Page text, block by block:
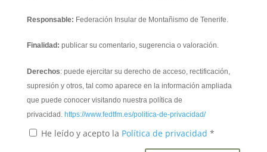
Responsable: Federación Insular de Montañismo de Tenerife.
Finalidad: publicar su comentario, sugerencia o valoración.
Derechos: puede ejercitar su derecho de acceso, rectificación,
supresión y otros, tal como aparece en la información ampliada
que puede conocer visitando nuestra política de
privacidad. https://www.fedtfm.es/politica-de-privacidad/
He leído y acepto la Política de privacidad *